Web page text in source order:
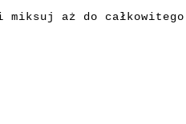
aż do całkowitego